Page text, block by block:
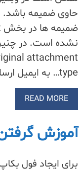
حاوی ضمیمه باشد.
نشده است. در
attachment
type… به ایمیل ارسالی اضافه میشود. نمایش: 73
READ MORE
آموزش